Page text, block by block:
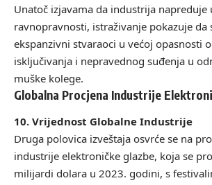
Unatoč izjavama da industrija
ravnopravnosti, istraživanje pokazuje da
ekspanzivni stvaraoci u većoj opasnosti
isključivanja i nepravednog suđenja u
muške kolege.
Globalna Procjena Industrije
10. Vrijednost Globalne Industrije
Druga polovica izveštaja osvrće se na
industrije elektroničke glazbe, koja se
milijardi dolara u 2023. godini, s